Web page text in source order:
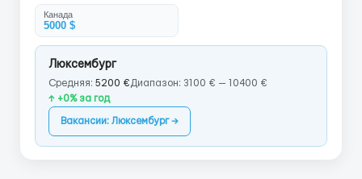
Канада
5000 $
Люксембург
Средняя: 5200 € Диапазон: 3100 € — 10400 €
↑ +0% за год
Вакансии: Люксембург →